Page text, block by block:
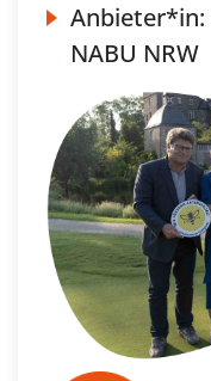
Anbieter*in:
NABU NRW